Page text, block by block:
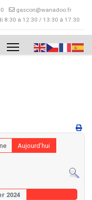
gascon@wanadoo.fr
8:30 à 12:30 / 13:30 à 17:30
Aujourd'hui
2024